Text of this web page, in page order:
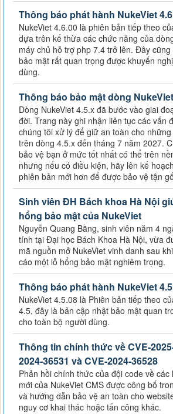
Thông báo phát hành NukeViet
NukeViet 4.6.00 là phiên bản tiếp theo
dựa trên kế thừa các chức năng của
máy chủ hỗ trợ php 7.4 trở lên. Đây
bảo mật rất quan trọng được khuyến
dùng.
Thông báo bảo mật dòng
Dòng NukeViet 4.5.x đã bước vào giai
đời. Trang này ghi nhận liên tục các vấn
chúng tôi xử lý để giữ an toàn cho
trên dòng 4.5.x đến tháng 7 năm 2027.
bảo vệ bạn ở mức tốt nhất có thể trên
nhưng nếu có điều kiện, hãy lên kế
phiên bản mới hơn để được bảo vệ tận
Sinh viên ĐH Bách khoa Hà Nội
hổng bảo mật của NukeViet
Nguyễn Quang Bằng, sinh viên năm 4
tính tại Đại học Bách Khoa Hà Nội, vừa
mã nguồn mở NukeViet vinh danh sau
cáo một lỗ hổng bảo mật nghiêm trọng.
Thông báo phát hành NukeViet
NukeViet 4.5.08 là Phiên bản tiếp theo
4.5, đây là bản cập nhật bảo mật quan
cho toàn bộ người dùng.
Thông tin chính thức về CVE-
2024-36531 và CVE-2024-36528
Phản hồi chính thức của đội code về các
mới của NukeViet CMS được công bố
và hướng dẫn bảo vệ an toàn cho
nguy cơ khai thác hoặc tấn công khác.